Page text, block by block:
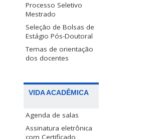
Processo Seletivo
Mestrado
Seleção de Bolsas de
Estágio Pós-Doutoral
Temas de orientação
dos docentes
VIDA ACADÊMICA
Agenda de salas
Assinatura eletrônica
com Certificado